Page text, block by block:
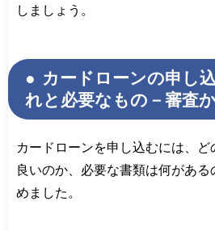
しましょう。
カードローンの申し
れと必要なもの－審査
カードローンを申し込むには、
良いのか、必要な書類は何がある
めました。